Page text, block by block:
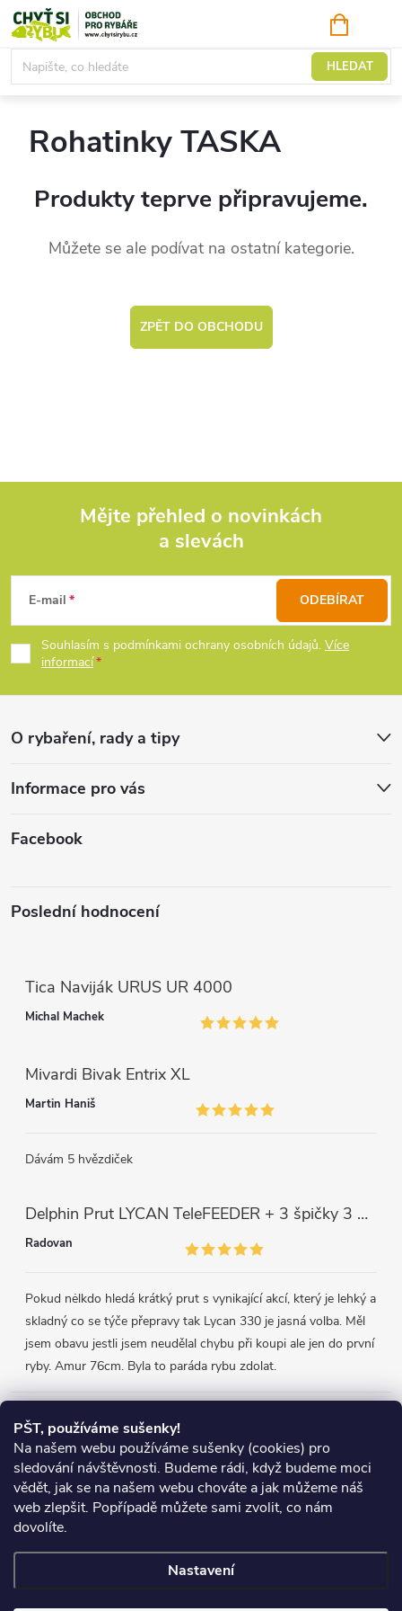
PŠT, používáme sušenky!
Na našem webu používáme sušenky (cookies) pro
sledování návštěvnosti. Budeme rádi, když budeme moci
vědět, jak se na našem webu chováte a jak můžeme náš
web zlepšit. Popřípadě můžete sami zvolit, co nám
dovolíte.
Nastavení
Přejít
na
obsah
HLEDAT
KOŠÍK
Rohatiny, podpěry
Rohatinky TASKA
Produkty teprve připravujeme.
Můžete se ale podívat na ostatní kategorie.
ZPĚT DO OBCHODU
p
a
Mějte přehled o novinkách
a slevách
E-mail
Souhlasím s podmínkami ochrany osobních údajů. Více
informací
ODEBÍRAT
O rybaření, rady a tipy
Informace pro vás
Facebook
Poslední hodnocení
Tica Naviják URUS UR 4000
Michal Machek
Mivardi Bivak Entrix XL
Martin Haniš
Dávám 5 hvězdiček
Delphin Prut LYCAN TeleFEEDER + 3 špičky 3 m, 80 g
Radovan
Pokud nėlkdo hledá krátký prut s vynikající akcí, který je lehký a
skladný co se týče přepravy tak Lycan 330 je jasná volba. Měl
jsem obavu jestli jsem neudělal chybu při koupi ale jen do první
ryby. Amur 76cm. Byla to paráda rybu zdolat.
Přijímáme online platby
Heureka.cz Obchodní podmínky
Reklamace